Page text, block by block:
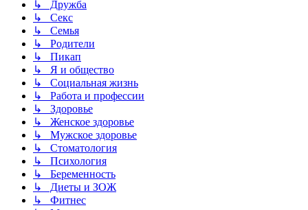
↳ Дружба
↳ Секс
↳ Семья
↳ Родители
↳ Пикап
↳ Я и общество
↳ Социальная жизнь
↳ Работа и профессии
↳ Здоровье
↳ Женское здоровье
↳ Мужское здоровье
↳ Стоматология
↳ Психология
↳ Беременность
↳ Диеты и ЗОЖ
↳ Фитнес